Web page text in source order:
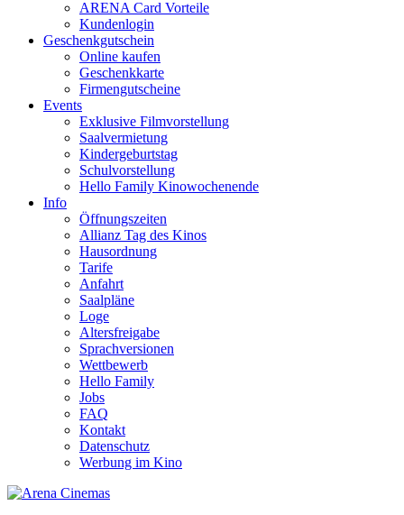
ARENA Card Vorteile
Kundenlogin
Geschenkgutschein
Online kaufen
Geschenkkarte
Firmengutscheine
Events
Exklusive Filmvorstellung
Saalvermietung
Kindergeburtstag
Schulvorstellung
Hello Family Kinowochenende
Info
Öffnungszeiten
Allianz Tag des Kinos
Hausordnung
Tarife
Anfahrt
Saalpläne
Loge
Altersfreigabe
Sprachversionen
Wettbewerb
Hello Family
Jobs
FAQ
Kontakt
Datenschutz
Werbung im Kino